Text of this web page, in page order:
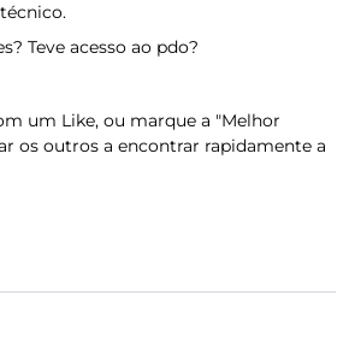
Teve acesso ao pdo?
um Like, ou marque a "Melhor
os outros a encontrar rapidamente a